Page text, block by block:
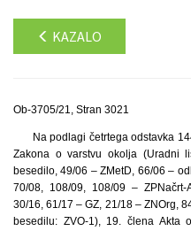
KAZALO
Ob-3705/21, Stran 3021
Na podlagi četrtega odstavka
Zakona o varstvu okolja (Uradni
besedilo, 49/06 – ZMetD, 66/06 –
70/08, 108/09, 108/09 –
30/16, 61/17 – GZ, 21/18 – ZNOrg,
besedilu: ZVO-1), 19. člena Akta